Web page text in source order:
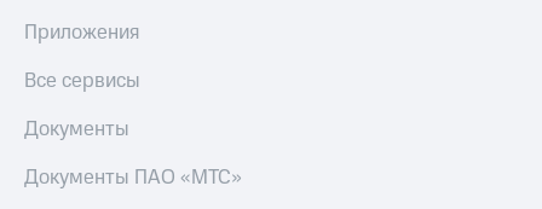
Приложения
Все сервисы
Документы
Документы ПАО «МТС»